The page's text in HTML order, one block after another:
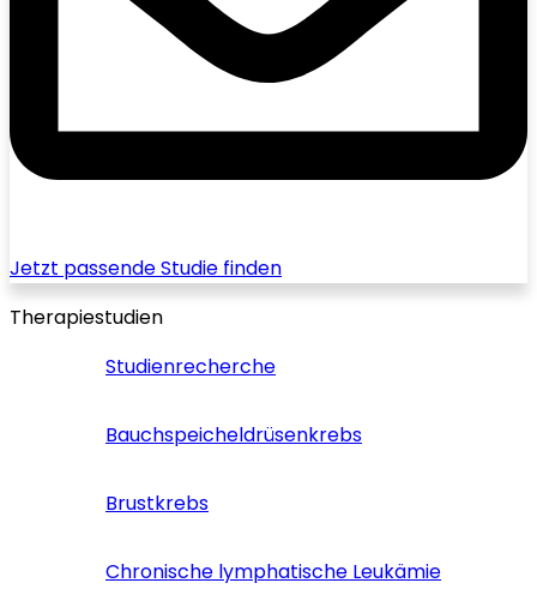
Jetzt passende Studie finden
Therapiestudien
Studienrecherche
Bauchspeicheldrüsenkrebs
Brustkrebs
Chronische lymphatische Leukämie